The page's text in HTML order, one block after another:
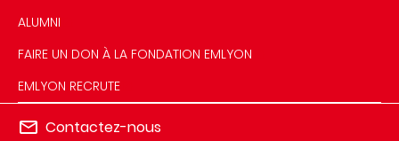
ALUMNI
FAIRE UN DON À LA FONDATION EMLYON
EMLYON RECRUTE
Contactez-nous